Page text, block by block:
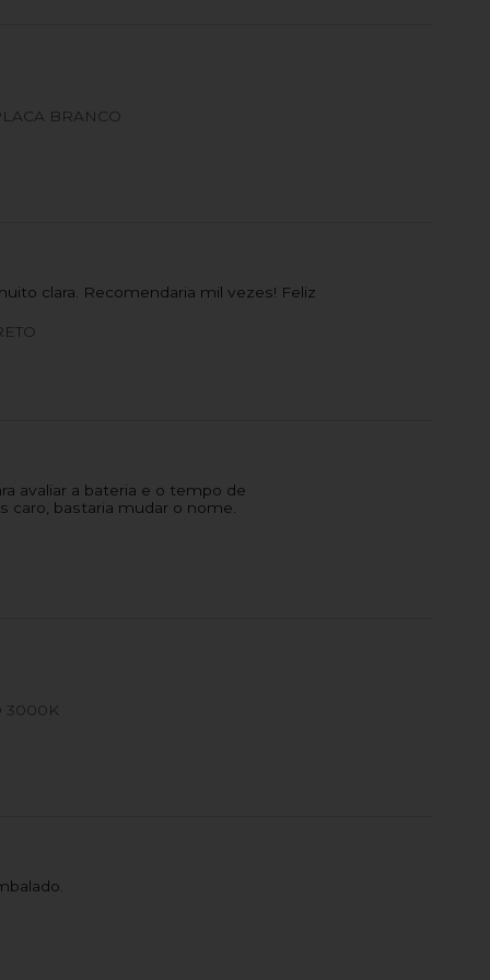
BRANCO
clara. Recomendaria mil vezes! Feliz
avaliar a bateria e o tempo de
caro, bastaria mudar o nome.
3000K